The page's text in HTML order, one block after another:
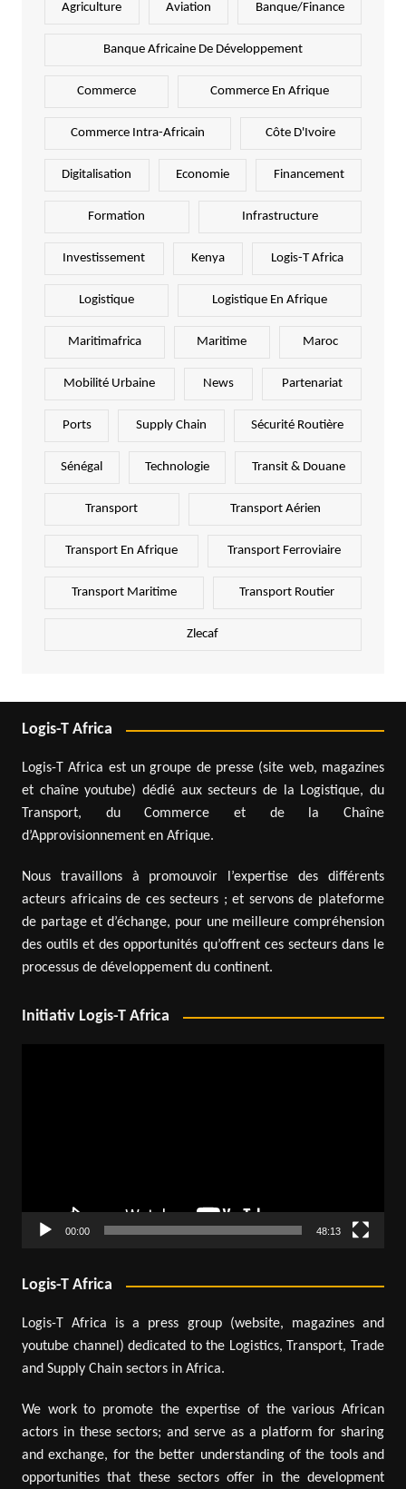
Agriculture Aviation Banque/Finance
Banque Africaine De Développement
Commerce Commerce En Afrique
Commerce Intra-Africain Côte D'Ivoire
Digitalisation Economie Financement
Formation Infrastructure
Investissement Kenya Logis-T Africa
Logistique Logistique En Afrique
Maritimafrica Maritime Maroc
Mobilité Urbaine News Partenariat
Ports Supply Chain Sécurité Routière
Sénégal Technologie Transit & Douane
Transport Transport Aérien
Transport En Afrique Transport Ferroviaire
Transport Maritime Transport Routier
Zlecaf
Logis-T Africa
Logis-T Africa est un groupe de presse (site web, magazines
et chaîne youtube) dédié aux secteurs de la Logistique, du
Transport, du Commerce et de la Chaîne
d’Approvisionnement en Afrique.
Nous travaillons à promouvoir l’expertise des différents
acteurs africains de ces secteurs ; et servons de plateforme
de partage et d’échange, pour une meilleure compréhension
des outils et des opportunités qu’offrent ces secteurs dans le
processus de développement du continent.
Initiativ Logis-T Africa
00:00 48:13
Logis-T Africa
Logis-T Africa is a press group (website, magazines and
youtube channel) dedicated to the Logistics, Transport, Trade
and Supply Chain sectors in Africa.
We work to promote the expertise of the various African
actors in these sectors; and serve as a platform for sharing
and exchange, for the better understanding of the tools and
opportunities that these sectors offer in the development